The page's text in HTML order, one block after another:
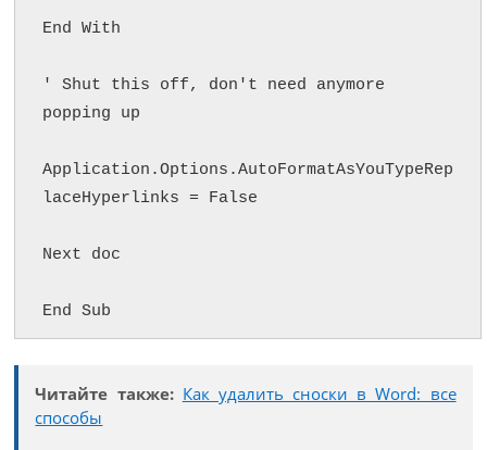
End With
' Shut this off, don't need anymore
popping up
Application.Options.AutoFormatAsYouTypeRep
laceHyperlinks = False
Next doc
End Sub
Читайте также: Как удалить сноски в Word: все
способы